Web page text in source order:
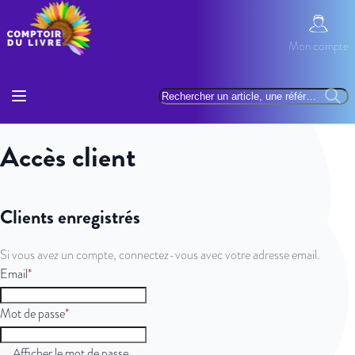
Allez au contenu
Rechercher
Mon
Mon compte
Accès client
Clients enregistrés
Si vous avez un compte, connectez-vous avec votre adresse email.
Email
Mot de passe